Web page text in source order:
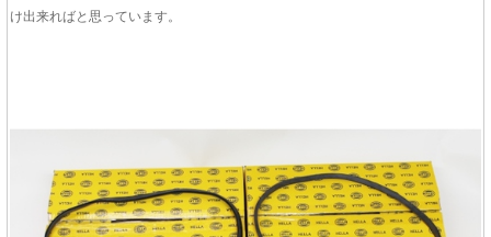
け出来ればと思っています。